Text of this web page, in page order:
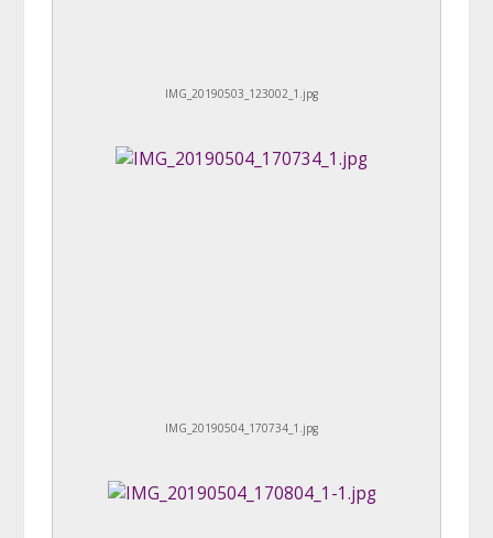
IMG_20190503_123002_1.jpg
IMG_20190504_170734_1.jpg